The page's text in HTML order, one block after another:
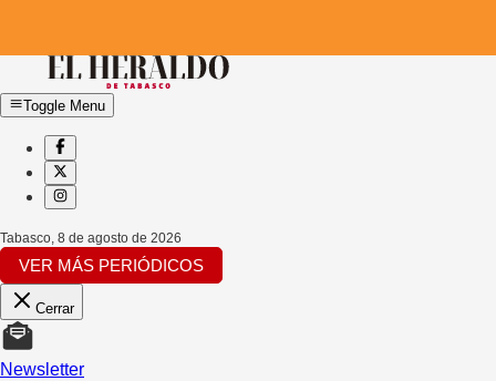
Toggle Menu
Tabasco, 8 de agosto de 2026
VER MÁS PERIÓDICOS
Cerrar
Newsletter